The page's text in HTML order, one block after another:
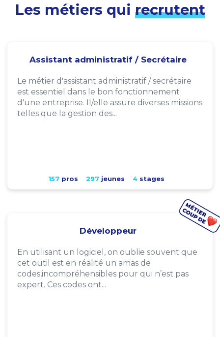
Les métiers qui recrutent
Assistant administratif / Secrétaire
Le métier d'assistant administratif / secrétaire
est essentiel dans le bon fonctionnement
d'une entreprise. Il/elle assure diverses missions
telles que la gestion des...
157pros 297jeunes 4stages
Développeur
En utilisant un logiciel, on oublie souvent que
cet outil est en réalité un amas de
codes,incompréhensibles pour qui n’est pas
expert. Ces codes ont...